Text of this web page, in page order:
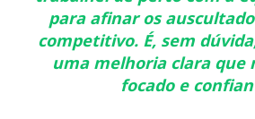
para afinar os
competitivo. É, sem
uma melhoria clara que
focado e